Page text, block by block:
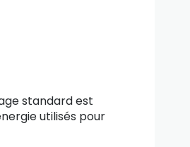
Cap et d'Aqualand.
Locatif.
sur le site
standard est
utilisés pour